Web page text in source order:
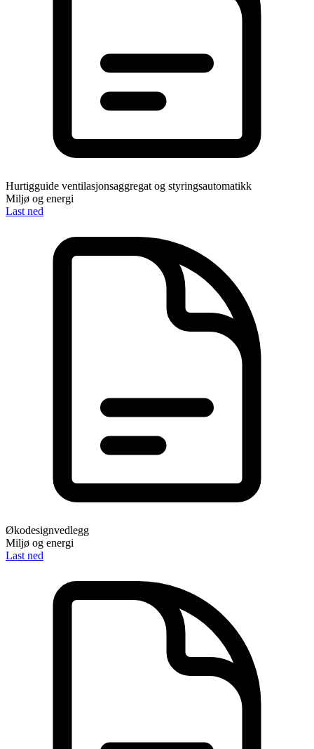
Hurtigguide ventilasjonsaggregat og styringsautomatikk
Miljø og energi
Last ned
Økodesignvedlegg
Miljø og energi
Last ned